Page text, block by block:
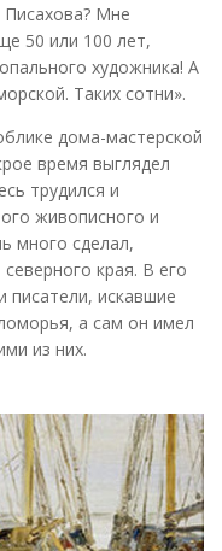
Мне
50 или 100 лет,
художника! А
Таких сотни».
дома-мастерской
время выглядел
трудился и
живописного и
много сделал,
края. В его
писатели, искавшие
а сам он имел
из них.